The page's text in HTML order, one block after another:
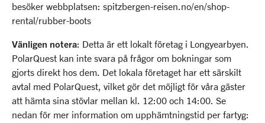
besöker webbplatsen: spitzbergen-reisen.no/en/shop-
rental/rubber-boots
Vänligen notera: Detta är ett lokalt företag i Longyearbyen.
PolarQuest kan inte svara på frågor om bokningar som
gjorts direkt hos dem. Det lokala företaget har ett särskilt
avtal med PolarQuest, vilket gör det möjligt för våra gäster
att hämta sina stövlar mellan kl. 12:00 och 14:00. Se
nedan för mer information om upphämtningstid per fartyg: